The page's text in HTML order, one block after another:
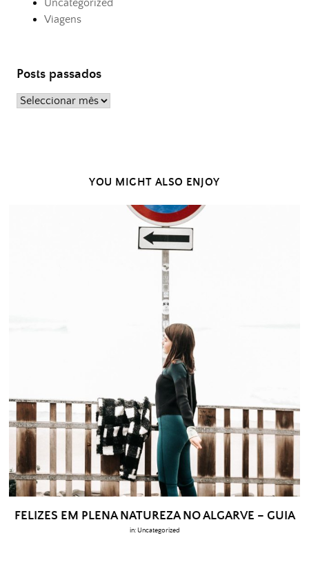
Uncategorized
Viagens
Posts passados
Posts
YOU MIGHT ALSO ENJOY
FELIZES EM PLENA NATUREZA NO ALGARVE – GUIA
in: Uncategorized